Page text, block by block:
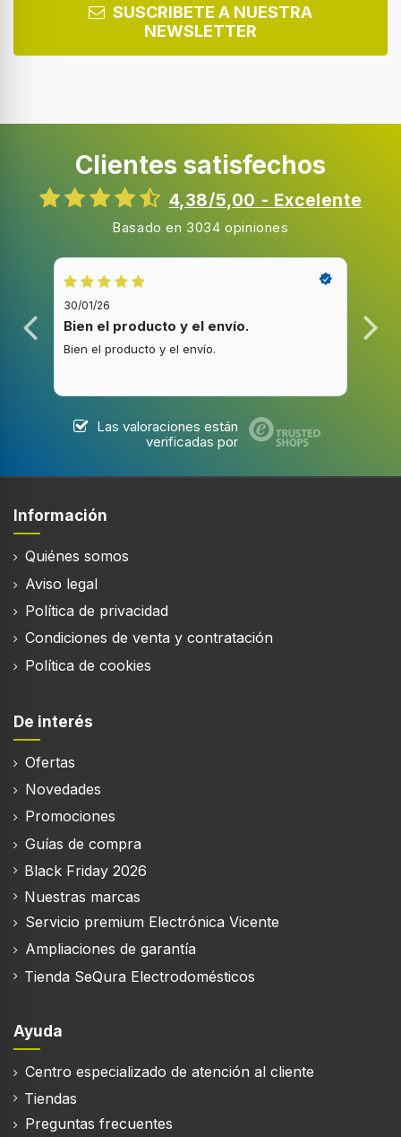
Tipo de retroiluminación LED
Plana
Relación de aspecto nativa
Tiempo de respuesta
8 ms
Frecuencia nativa de refresco
1200:1
Ángulo de visión, horizontal
Ángulo de visión, vertical
3840 x 2160 Pixeles
Diagonal de pantalla
189 cm
Relación de luminosidad máxima
90%
Analógico y digital
Formato de señal digital
DVB-C, DVB-S, DVB-S2, DVB-T, DVB-T2
Smart TV
Sistema operativo instalado
VIDAA
Versión de sistema operativo
SUSCRIBETE A NUESTRA
NEWSLETTER
Clientes satisfechos
4,38/5,00 - Excelente
Basado en 3034 opiniones
30/01/26
Bien el producto y el envío.
Bien el producto y el envío.
Las valoraciones están
verificadas por
Información
Quiénes somos
Aviso legal
Política de privacidad
Condiciones de venta y contratación
Política de cookies
De interés
Ofertas
Novedades
Promociones
Guías de compra
Black Friday 2026
Nuestras marcas
Servicio premium Electrónica Vicente
Ampliaciones de garantía
Tienda SeQura Electrodomésticos
Ayuda
Centro especializado de atención al cliente
Tiendas
Preguntas frecuentes